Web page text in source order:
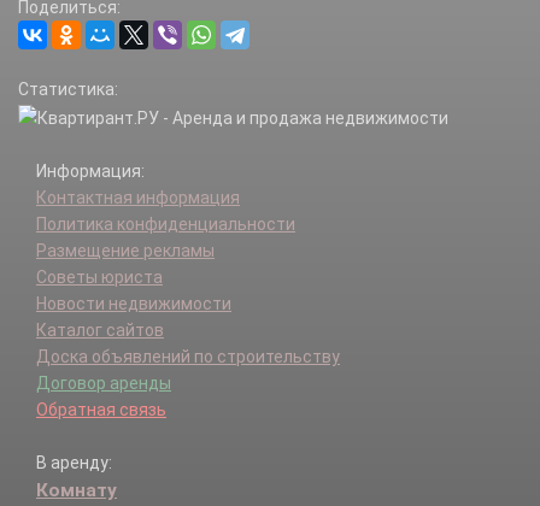
Поделиться:
Статистика:
Информация:
Контактная информация
Политика конфиденциальности
Размещение рекламы
Советы юриста
Новости недвижимости
Каталог сайтов
Доска объявлений по строительству
Договор аренды
Обратная связь
В аренду:
Комнату